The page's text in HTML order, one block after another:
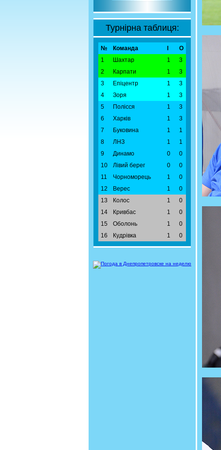
Турнірна таблиця:
№ Команда
О
1
Шахтар 1
3
2
Карпати 1
3
3
Епіцентр 1
3
4
Зоря 1
3
5
Полісся 1
3
6
Харків 1
3
7
Буковина 1
1
8
ЛНЗ 1
1
9
Динамо 0
0
10
Лівий берег 0
0
11
Чорноморець 1
0
12
Верес 1
0
13
Колос 1
0
14
Кривбас 1
0
15
Оболонь 1
0
16
Кудрівка 1 0